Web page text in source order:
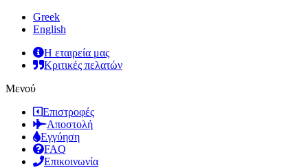
Greek
English
Η εταιρεία μας
Κριτικές πελατών
Μενού
Επιστροφές
Αποστολή
Εγγύηση
FAQ
Επικοινωνία